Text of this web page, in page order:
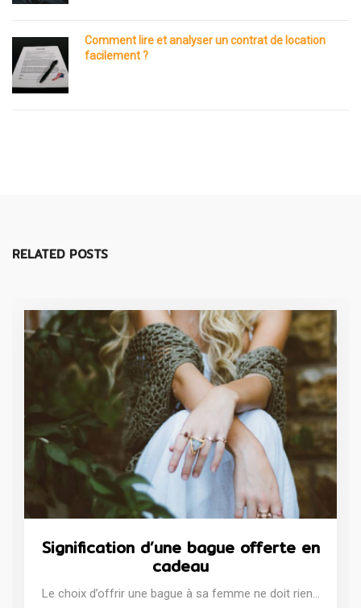
Comment lire et analyser un contrat de location
facilement ?
RELATED POSTS
Signification d’une bague offerte en
cadeau
Le choix d’offrir une bague à sa femme ne doit rien…